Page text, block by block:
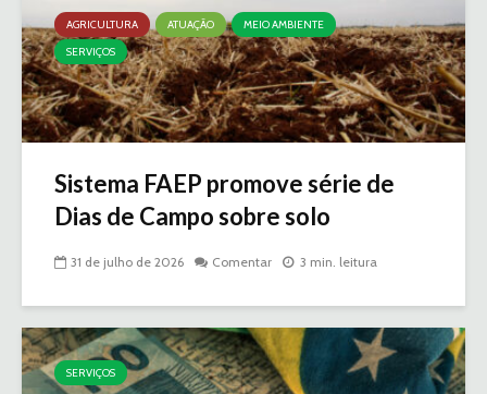
AGRICULTURA ATUAÇÃO
MEIO AMBIENTE
SERVIÇOS
Sistema FAEP promove série de
Dias de Campo sobre solo
31 de julho de 2026 Comentar 3 min. leitura
SERVIÇOS